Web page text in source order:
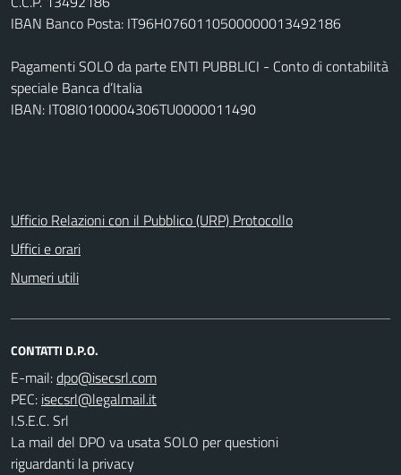
IBAN Banco Posta: IT96H0760110500000013492186
Pagamenti SOLO da parte ENTI PUBBLICI - Conto di contabilità
speciale Banca d’Italia
IBAN: IT08I0100004306TU0000011490
Ufficio Relazioni con il Pubblico (URP) Protocollo
Uffici e orari
Numeri utili
CONTATTI D.P.O.
E-mail:
PEC:
I.S.E.C. Srl
La mail del DPO va usata SOLO per questioni
riguardanti la privacy